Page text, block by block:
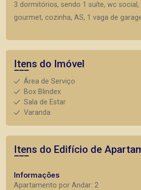
3 dormitórios, sendo 1 suíte, wc social,
gourmet, cozinha, AS, 1 vaga de
Itens do Imóvel
Área de Serviço
Box Blindex
Sala de Estar
Varanda
Itens do Edifício de
Informações
Apartamento por Andar: 2